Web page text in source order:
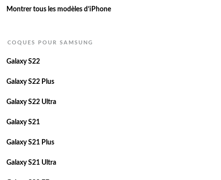
Montrer tous les modèles d’iPhone
COQUES POUR SAMSUNG
Galaxy S22
Galaxy S22 Plus
Galaxy S22 Ultra
Galaxy S21
Galaxy S21 Plus
Galaxy S21 Ultra